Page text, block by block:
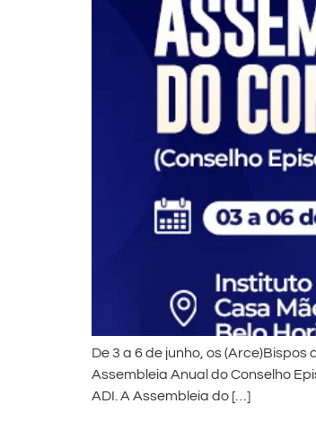
De 3 a 6 de junho, os
Assembleia Anual do Conselho
ADI. A Assembleia do […]